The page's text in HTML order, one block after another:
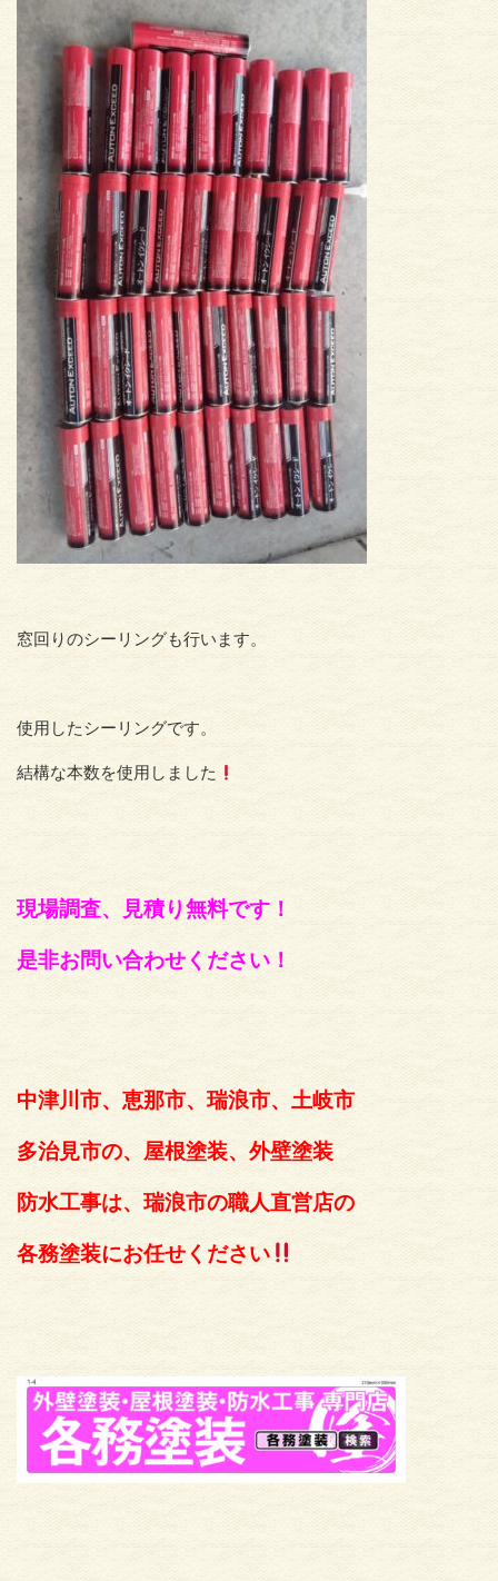
窓回りのシーリングも行います。
使用したシーリングです。
結構な本数を使用しました
現場調査、見積り無料です！
是非お問い合わせください！
中津川市、恵那市、瑞浪市、土岐市
多治見市の、屋根塗装、外壁塗装
防水工事は、瑞浪市の職人直営店の
各務塗装にお任せください